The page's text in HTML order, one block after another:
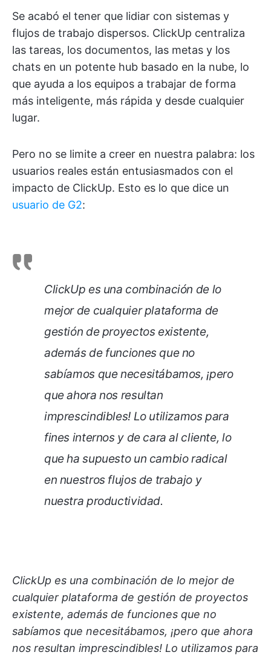
Se acabó el tener que lidiar con sistemas y
flujos de trabajo dispersos. ClickUp centraliza
las tareas, los documentos, las metas y los
chats en un potente hub basado en la nube, lo
que ayuda a los equipos a trabajar de forma
más inteligente, más rápida y desde cualquier
lugar.
Pero no se limite a creer en nuestra palabra: los
usuarios reales están entusiasmados con el
impacto de ClickUp. Esto es lo que dice un
usuario de G2:
ClickUp es una combinación de lo
mejor de cualquier plataforma de
gestión de proyectos existente,
además de funciones que no
sabíamos que necesitábamos, ¡pero
que ahora nos resultan
imprescindibles! Lo utilizamos para
fines internos y de cara al cliente, lo
que ha supuesto un cambio radical
en nuestros flujos de trabajo y
nuestra productividad.
ClickUp es una combinación de lo mejor de
cualquier plataforma de gestión de proyectos
existente, además de funciones que no
sabíamos que necesitábamos, ¡pero que ahora
nos resultan imprescindibles! Lo utilizamos para